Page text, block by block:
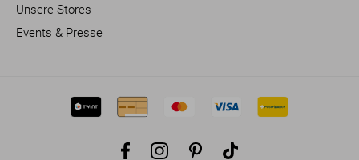
Unsere Stores
Events & Presse
FacebookInstagramPinterestTikTok